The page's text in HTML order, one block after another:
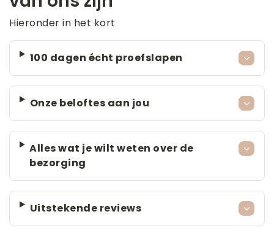
Hieronder in het kort
100 dagen écht proefslapen
Onze beloftes aan jou
Alles wat je wilt weten over de
bezorging
Uitstekende reviews